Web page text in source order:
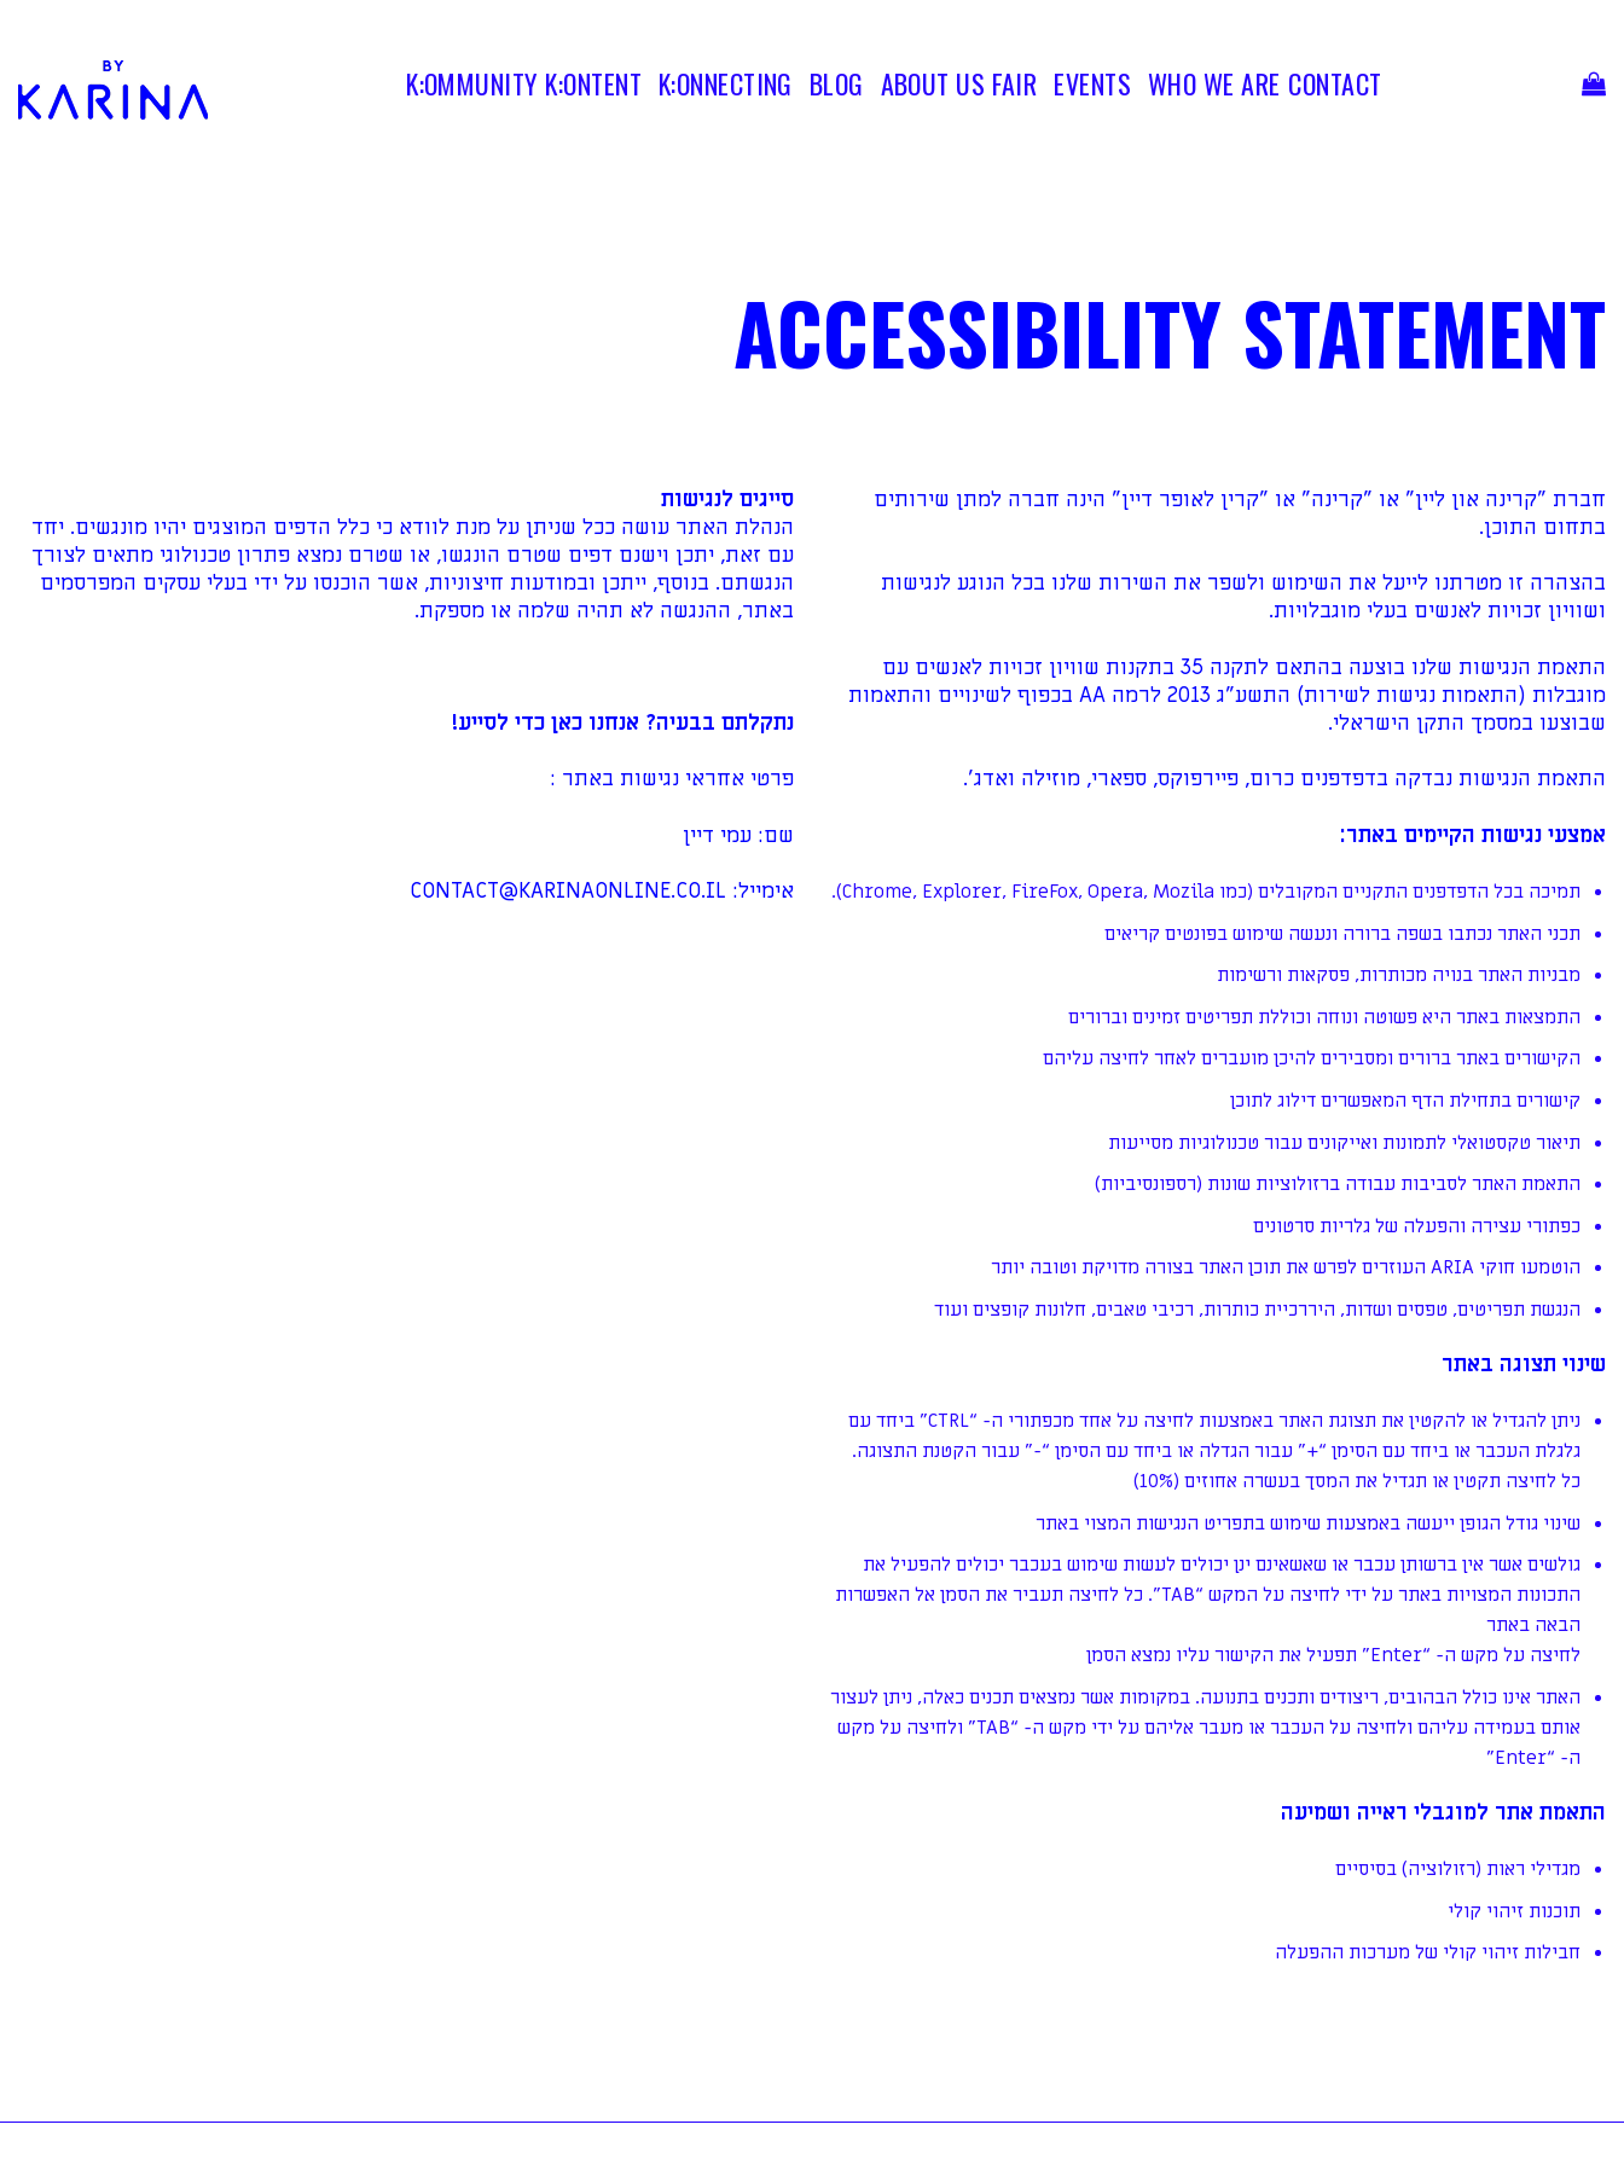
content
K:OMMUNITY K:ONTENT K:ONNECTING BLOG ABOUT US FAIR EVENTS WHO WE ARE CONTACT
ACCESSIBILITY STATEMENT
חברת "קרינה און ליין" או "קרינה" או "קרין לאופר דיין" הינה חברה למתן שירותים
בתחום התוכן.
בהצהרה זו מטרתנו לייעל את השימוש ולשפר את השירות שלנו בכל הנוגע לנגישות
ושוויון זכויות לאנשים בעלי מוגבלויות.
התאמת הנגישות שלנו בוצעה בהתאם לתקנה 35 בתקנות שוויון זכויות לאנשים עם
מוגבלות (התאמות נגישות לשירות) התשע"ג 2013 לרמה AA בכפוף לשינויים והתאמות
שבוצעו במסמך התקן הישראלי.
התאמת הנגישות נבדקה בדפדפנים כרום, פיירפוקס, ספארי, מוזילה ואדג'.
אמצעי נגישות הקיימים באתר:
תמיכה בכל הדפדפנים התקניים המקובלים (כמו Chrome, Explorer, FireFox, Opera, Mozila).
תכני האתר נכתבו בשפה ברורה ונעשה שימוש בפונטים קריאים
מבניות האתר בנויה מכותרות, פסקאות ורשימות
התמצאות באתר היא פשוטה ונוחה וכוללת תפריטים זמינים וברורים
הקישורים באתר ברורים ומסבירים להיכן מועברים לאחר לחיצה עליהם
קישורים בתחילת הדף המאפשרים דילוג לתוכן
תיאור טקסטואלי לתמונות ואייקונים עבור טכנולוגיות מסייעות
התאמת האתר לסביבות עבודה ברזולוציות שונות (רספונסיביות)
כפתורי עצירה והפעלה של גלריות סרטונים
הוטמעו חוקי ARIA העוזרים לפרש את תוכן האתר בצורה מדויקת וטובה יותר
הנגשת תפריטים, טפסים ושדות, היררכיית כותרות, רכיבי טאבים, חלונות קופצים ועוד
שינוי תצוגה באתר
ניתן להגדיל או להקטין את תצוגת האתר באמצעות לחיצה על אחד מכפתורי ה- “CTRL” ביחד עם
גלגלת העכבר או ביחד עם הסימן “+” עבור הגדלה או ביחד עם הסימן “-” עבור הקטנת התצוגה.
כל לחיצה תקטין או תגדיל את המסך בעשרה אחוזים (10%)
שינוי גודל הגופן ייעשה באמצעות שימוש בתפריט הנגישות המצוי באתר
גולשים אשר אין ברשותן עכבר או שאשאינם ינן יכולים לעשות שימוש בעכבר יכולים להפעיל את
התכונות המצויות באתר על ידי לחיצה על המקש “TAB”. כל לחיצה תעביר את הסמן אל האפשרות
הבאה באתר
לחיצה על מקש ה- “Enter” תפעיל את הקישור עליו נמצא הסמן
האתר אינו כולל הבהובים, ריצודים ותכנים בתנועה. במקומות אשר נמצאים תכנים כאלה, ניתן לעצור
אותם בעמידה עליהם ולחיצה על העכבר או מעבר אליהם על ידי מקש ה- “TAB” ולחיצה על מקש
ה- “Enter"
התאמת אתר למוגבלי ראייה ושמיעה
מגדילי ראות (רזולוציה) בסיסיים
תוכנות זיהוי קולי
חבילות זיהוי קולי של מערכות ההפעלה
סייגים לנגישות
הנהלת האתר עושה ככל שניתן על מנת לוודא כי כלל הדפים המוצגים יהיו מונגשים. יחד
עם זאת, יתכן וישנם דפים שטרם הונגשו, או שטרם נמצא פתרון טכנולוגי מתאים לצורך
הנגשתם. בנוסף, ייתכן ובמודעות חיצוניות, אשר הוכנסו על ידי בעלי עסקים המפרסמים
באתר, ההנגשה לא תהיה שלמה או מספקת.
נתקלתם בבעיה? אנחנו כאן כדי לסייע!
פרטי אחראי נגישות באתר :
שם: עמי דיין
אימייל: CONTACT@KARINAONLINE.CO.IL